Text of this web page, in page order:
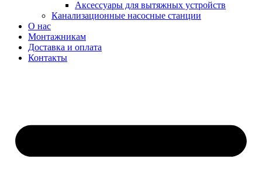
Аксессуары для вытяжных устройств
Канализационные насосные станции
О нас
Монтажникам
Доставка и оплата
Контакты